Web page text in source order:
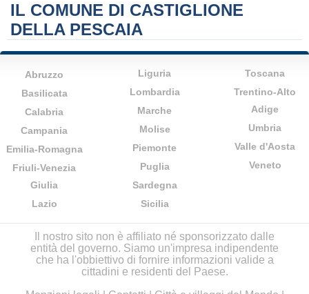
IL COMUNE DI CASTIGLIONE
DELLA PESCAIA
Abruzzo
Basilicata
Calabria
Campania
Emilia-Romagna
Friuli-Venezia
Giulia
Lazio
Liguria
Lombardia
Marche
Molise
Piemonte
Puglia
Sardegna
Sicilia
Toscana
Trentino-Alto
Adige
Umbria
Valle d'Aosta
Veneto
Il nostro sito non è affiliato né sponsorizzato dalle
entità del governo. Siamo un'impresa indipendente
che ha l'obbiettivo di fornire informazioni valide a
cittadini e residenti del Paese.